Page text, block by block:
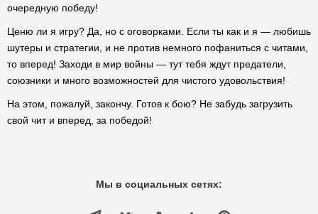
очередную победу!
Ценю ли я игру? Да, но с оговорками. Если ты как и я — любишь
шутеры и стратегии, и не против немного пофаниться с читами,
то вперед! Заходи в мир войны — тут тебя ждут предатели,
союзники и много возможностей для чистого удовольствия!
На этом, пожалуй, закончу. Готов к бою? Не забудь загрузить
свой чит и вперед, за победой!
Мы в социальных сетях: